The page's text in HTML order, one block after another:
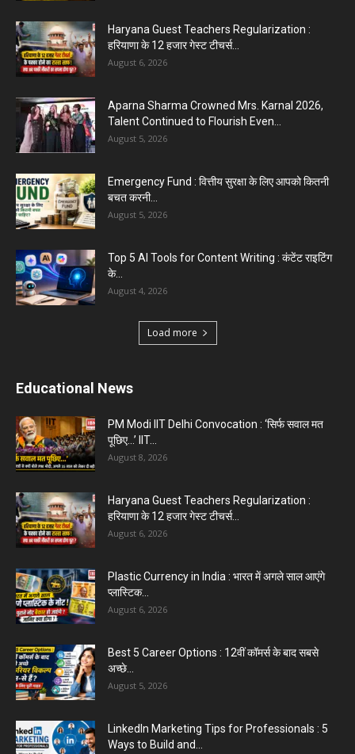
Haryana Guest Teachers Regularization :
हरियाणा के 12 हजार गेस्ट टीचर्स...
August 6, 2026
Aparna Sharma Crowned Mrs. Karnal 2026,
Talent Continued to Flourish Even...
August 5, 2026
Emergency Fund : वित्तीय सुरक्षा के लिए आपको कितनी
बचत करनी...
August 5, 2026
Top 5 AI Tools for Content Writing : कंटेंट राइटिंग
के...
August 4, 2026
Load more
Educational News
PM Modi IIT Delhi Convocation : ‘सिर्फ सवाल मत
पूछिए…’ IIT...
August 8, 2026
Haryana Guest Teachers Regularization :
हरियाणा के 12 हजार गेस्ट टीचर्स...
August 6, 2026
Plastic Currency in India : भारत में अगले साल आएंगे
प्लास्टिक...
August 6, 2026
Best 5 Career Options : 12वीं कॉमर्स के बाद सबसे
अच्छे...
August 5, 2026
LinkedIn Marketing Tips for Professionals : 5
Ways to Build and...